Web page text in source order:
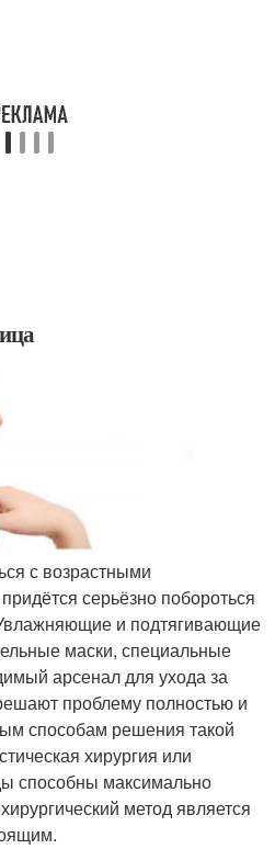
с возрастными
серьёзно побороться
и подтягивающие
маски, специальные
арсенал для ухода за
проблему полностью и
способам решения такой
хирургия или
способны максимально
метод является